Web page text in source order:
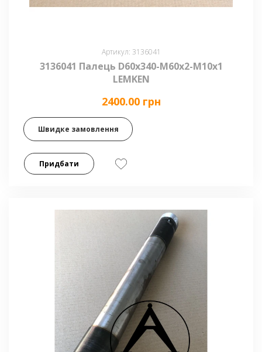
Артикул: 3136041
3136041 Палець D60x340-M60x2-M10x1
LEMKEN
2400.00 грн
Швидке замовлення
Придбати